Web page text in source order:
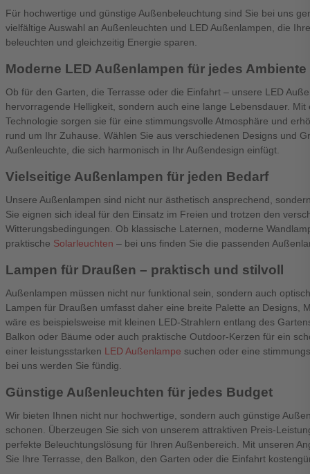
Für hochwertige und günstige Außenbeleuchtung sind Sie bei uns
vielfältige Auswahl an Außenleuchten und LED Außenlampen, die
beleuchten und gleichzeitig Energie sparen.
Moderne LED Außenlampen für jedes Ambiente
Ob für den Garten, die Terrasse oder die Einfahrt – unsere LED
hervorragende Helligkeit, sondern auch eine lange Lebensdauer.
Technologie sorgen sie für eine stimmungsvolle Atmosphäre und
rund um Ihr Zuhause. Wählen Sie aus verschiedenen Designs und
Außenleuchte, die sich harmonisch in Ihr Außendesign einfügt.
Vielseitige Außenlampen für jeden Bedarf
Unsere Außenlampen sind nicht nur ästhetisch ansprechend,
Sie eignen sich ideal für den Einsatz im Freien und trotzen den
Witterungsbedingungen. Ob klassische Laternen, moderne
praktische Solarleuchten – bei uns finden Sie die passenden
Lampen für Draußen – praktisch und stilvoll
Außenlampen müssen nicht nur funktional sein, sondern auch
Lampen für Draußen umfasst daher eine breite Palette an Designs,
wäre es beispielsweise mit kleinen LED-Strahlern entlang des
Balkon oder Bäume oder auch praktische Outdoor-Kerzen für ein
einer leistungsstarken LED Außenlampe suchen oder eine
bei uns werden Sie fündig.
Günstige Außenleuchten für jedes Budget
Wir bieten Ihnen nicht nur hochwertige, sondern auch günstige
schonen. Überzeugen Sie sich von unserem attraktiven Preis-
perfekte Beleuchtungslösung für Ihren Außenbereich. Mit unseren
Sie Ihre Terrasse, den Balkon, den Garten oder die Einfahrt